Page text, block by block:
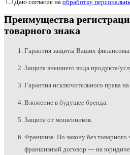
Даю согласие на обработку
Преимущества
товарного знака
Гарантия защиты Ваших
Защита внешнего вида продукта/
Гарантия исключительного права на
Вложение в будущее бренда.
Защита от мошенников.
Франшиза. По закону без товарного
франшизный договор — на